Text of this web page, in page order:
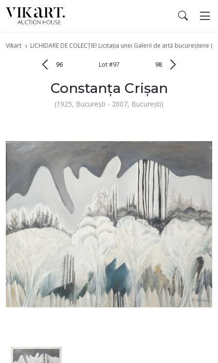
Vikart LICHIDARE DE COLECȚIE! Licitația unei Galerii de artă bucureștene
96 Lot #97 98
Constanța Crișan
(1925, București - 2007, București)